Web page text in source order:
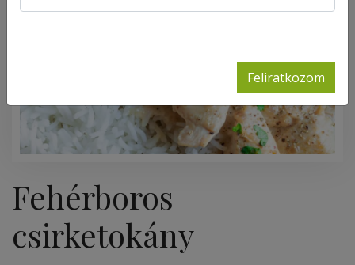
Fehérboros
csirketokány
Feliratkozom